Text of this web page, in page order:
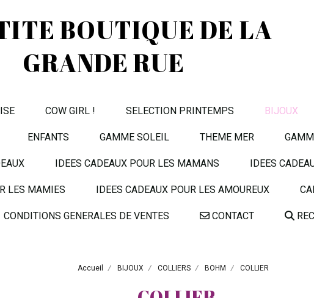
BOUTIQUE DE LA
GRANDE RUE
COW GIRL ! SELECTION PRINTEMPS BIJOUX
ENFANTS GAMME SOLEIL THEME MER
IDEES CADEAUX POUR LES MAMANS IDEES
LES MAMIES IDEES CADEAUX POUR LES AMOUREUX
CONDITIONS GENERALES DE VENTES CONTACT
Accueil BIJOUX COLLIERS BOHM COLLIER